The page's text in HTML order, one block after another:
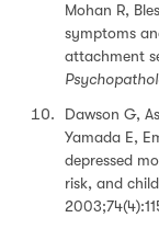
Mohan R,
symptoms
attachment
Dawson G,
Yamada E,
depressed
risk, and